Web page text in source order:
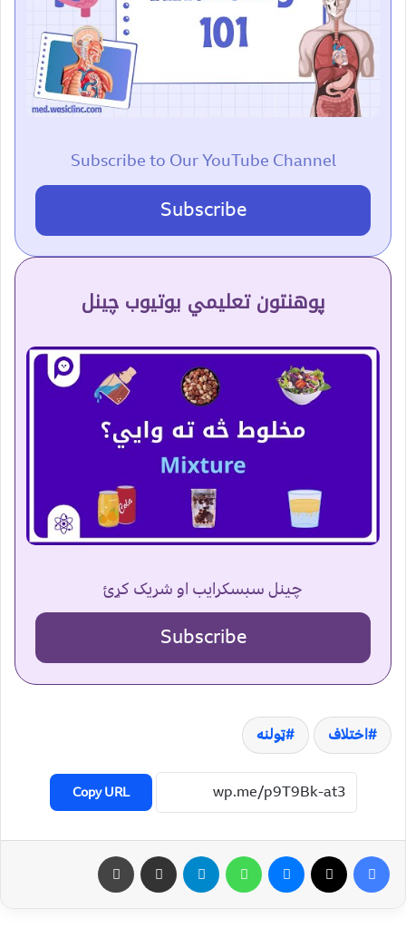
Subscribe to Our YouTube Channel
Subscribe
پوهنتون تعلیمي یوتیوب چینل
چینل سبسکرایب او شریک کړئ
Subscribe
اختلاف ټولنه
Copy URL